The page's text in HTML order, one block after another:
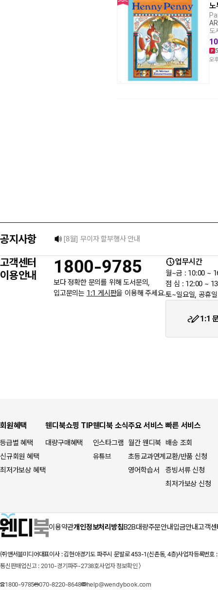
도
10
오
공지사항 ★ 입금자를 찾습니다.
6월 3일 지방선거일 휴무 안내
고객센터
이용안내
1800-9785
보다 정확한 문의를 위해 도서문의,
입고문의는 1:1 게시판을 이용해 주세요.
업무시간
월~금 : 10:00 ~
점 심 : 12:00 ~
토~일요일, 공휴
1:1
회원혜택
등급별 혜택
신규회원 혜택
최저가보상 혜택
웬디북쇼핑 TIP
대량구매혜택
웬디북 소식
인스타그램
유튜브
주요 서비스
월간 웬디북
초등교과연계
영어학습서
빠른 서비스
배송 조회
교환/반품 신청
증빙서류 신청
최저가보상 신청
이용약관개인정보처리방침B2B대량주문안내입금안내고객
㈜앤서블미디어 대표이사 : 김현아경기도 파주시 문발로 453-1(신촌동, 4층)사업자등록번
통신판매업신고 : 2010-경기파주-2738호사업자 정보확인 〉
1800-9785 070-8220-8648 help@wendybook.com